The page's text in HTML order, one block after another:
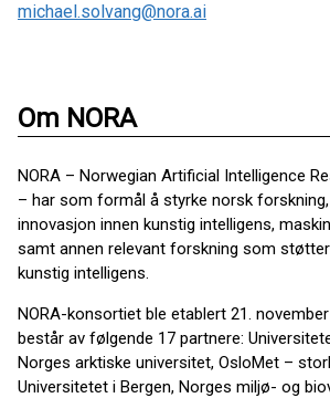
michael.solvang@nora.ai
Om NORA
NORA – Norwegian Artificial Intelligence
– har som formål å styrke norsk
innovasjon innen kunstig intelligens,
samt annen relevant forskning som
kunstig intelligens.
NORA-konsortiet ble etablert 21.
består av følgende 17 partnere:
Norges arktiske universitet, OsloMet –
Universitetet i Bergen, Norges miljø- og